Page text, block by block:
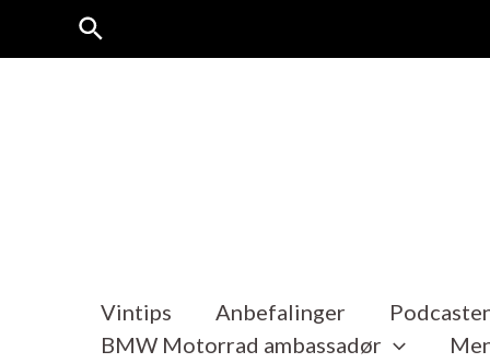
Søk
Vintips Anbefalinger
BMW Motorrad ambassadør